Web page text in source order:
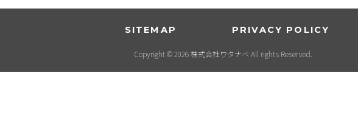
SITEMAP PRIVACY POLICY
Copyright © 2026 株式会社ワタナベ All rights Reserved.